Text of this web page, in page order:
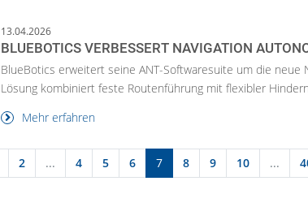
13.04.2026
BLUEBOTICS VERBESSERT NAVIGATION
BlueBotics erweitert seine ANT-Softwaresuite um die neue
Lösung kombiniert feste Routenführung mit flexibler
Mehr erfahren
2 ... 4 5 6 7 8 9 10 ...